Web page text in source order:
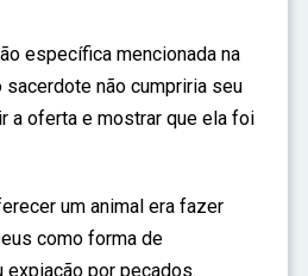
específica mencionada na
sacerdote não cumpriria seu
a oferta e mostrar que ela foi
um animal era fazer
como forma de
expiação por pecados.